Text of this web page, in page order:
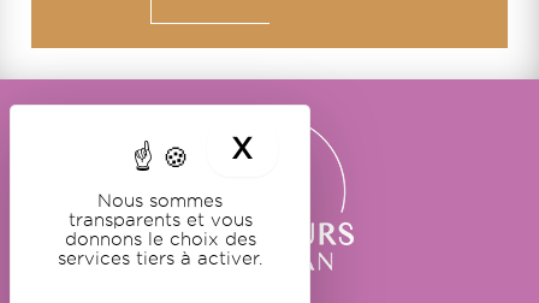
Nous sommes
transparents et vous
donnons le choix des
services tiers à activer.
X MASQUER LE